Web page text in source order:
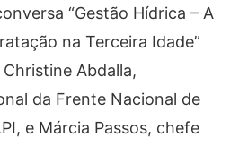
“Gestão Hídrica – A
na Terceira Idade”
Abdalla,
da Frente Nacional de
e Márcia Passos, chefe